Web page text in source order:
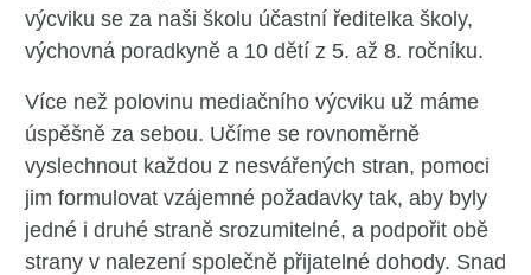
výcviku se za naši školu účastní ředitelka školy,
výchovná poradkyně a 10 dětí z 5. až 8. ročníku.
Více než polovinu mediačního výcviku už máme
úspěšně za sebou. Učíme se rovnoměrně
vyslechnout každou z nesvářených stran, pomoci
jim formulovat vzájemné požadavky tak, aby byly
jedné i druhé straně srozumitelné, a podpořit obě
strany v nalezení společně přijatelné dohody. Snad